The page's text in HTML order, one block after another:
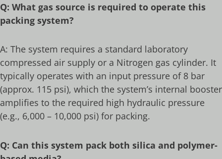
Q: What gas source is required to operate this
packing system?
A: The system requires a standard laboratory
compressed air supply or a Nitrogen gas cylinder. It
typically operates with an input pressure of 8 bar
(approx. 115 psi), which the system’s internal booster
amplifies to the required high hydraulic pressure
(e.g., 6,000 – 10,000 psi) for packing.
Q: Can this system pack both silica and polymer-